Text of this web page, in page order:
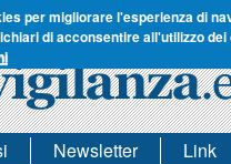
per migliorare l'esperienza di
di acconsentire all'utilizzo dei
Newsletter Link